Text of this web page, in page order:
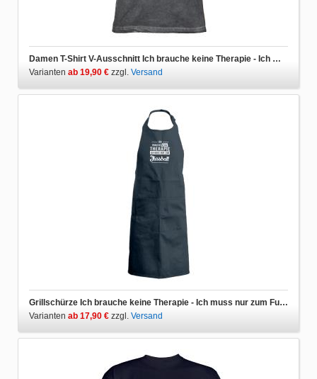
Damen T-Shirt V-Ausschnitt Ich brauche keine Therapie - Ich muss nur zum Fussball
Varianten ab 19,90 € zzgl. Versand
Grillschürze Ich brauche keine Therapie - Ich muss nur zum Fussball
Varianten ab 17,90 € zzgl. Versand